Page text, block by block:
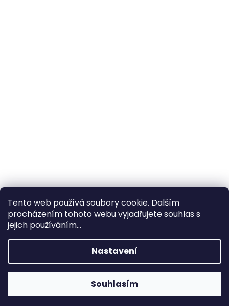
Tento web používá soubory cookie. Dalším
procházením tohoto webu vyjadřujete souhlas s
jejich používáním...
Nastavení
Souhlasím
×
Hledáte nejvýhodnější cenu? Získáte jí
pomocíregistrace
1% SLEVA NA PRVNÍ NÁKUP - POMOCÍ SLEVOVÉHO